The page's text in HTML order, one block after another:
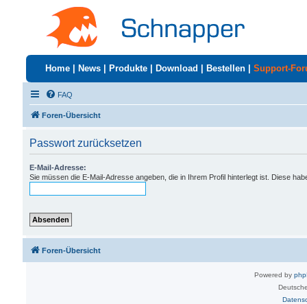
Home News Produkte Download Bestellen Support-
FAQ
Foren-Übersicht
Passwort zurücksetzen
E-Mail-Adresse:
Sie müssen die E-Mail-Adresse angeben, die in Ihrem Profil hinterlegt ist. Diese
Foren-Übersicht
Powered by